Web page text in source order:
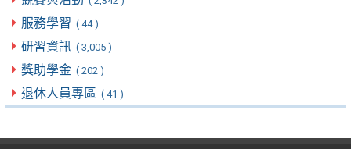
服務學習 ( 44 )
研習資訊 ( 3,005 )
獎助學金 ( 202 )
退休人員專區 ( 41 )